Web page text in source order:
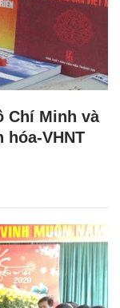
Chí Minh và
VHNT